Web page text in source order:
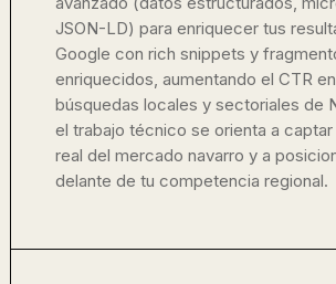
JSON-LD) para enriquecer tus
Google con rich snippets y
enriquecidos, aumentando el CTR
búsquedas locales y sectoriales de
el trabajo técnico se orienta a captar
real del mercado navarro y a
delante de tu competencia regional.